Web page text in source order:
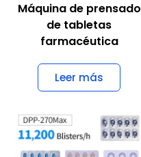
Máquina de prensado
de tabletas
farmacéutica
Leer más